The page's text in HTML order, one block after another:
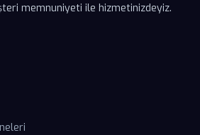
memnuniyeti ile hizmetinizdeyiz.